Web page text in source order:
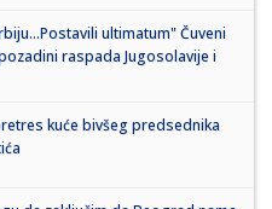
ultimatum" Čuveni
raspada Jugosolavije i
kuće bivšeg predsednika